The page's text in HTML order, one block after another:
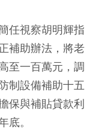
任視察胡明輝指
補助辦法，將老
至一百萬元，調
制設備補助十五
保與補貼貸款利
底。